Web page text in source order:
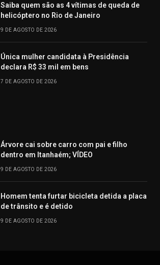
Saiba quem são as 4 vítimas de queda de
helicóptero no Rio de Janeiro
9 DE AGOSTO DE 2026
Única mulher candidata à Presidência
declara R$ 33 mil em bens
7 DE AGOSTO DE 2026
Árvore cai sobre carro com pai e filho
dentro em Itanhaém; VÍDEO
9 DE AGOSTO DE 2026
Homem tenta furtar bicicleta detida a placa
de trânsito e é detido
9 DE AGOSTO DE 2026